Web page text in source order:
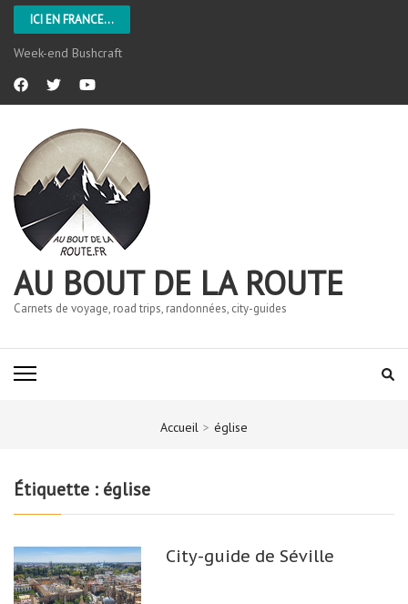
ICI EN FRANCE...
Week-end Bushcraft
AU BOUT DE LA ROUTE
Carnets de voyage, road trips, randonnées, city-guides
Accueil > église
Étiquette : église
City-guide de Séville